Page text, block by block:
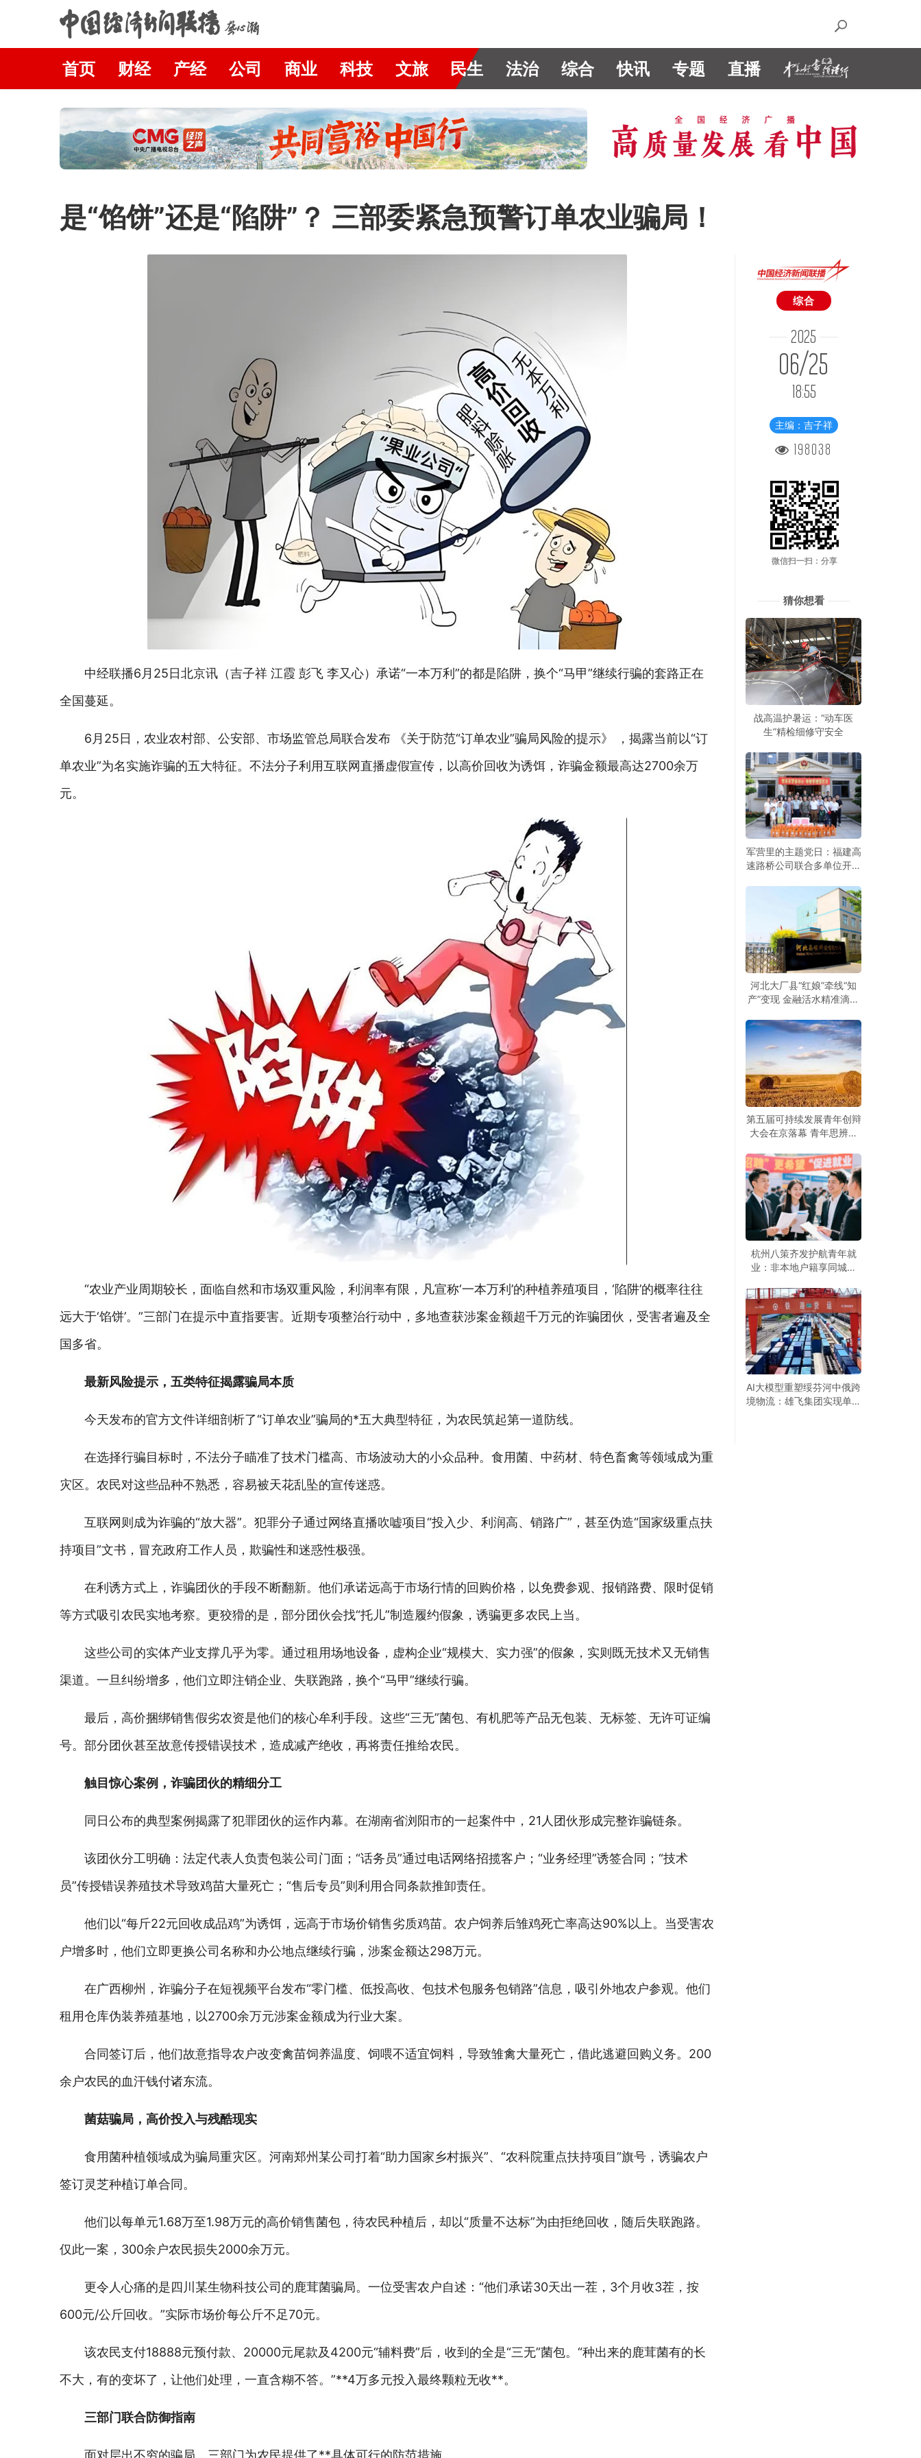
首页 财经 产经 公司 商业 科技 文旅 民生 法治 综合 快讯 专题 直播
是“馅饼”还是“陷阱”？ 三部委紧急预警订单农业骗局！
中经联播6月25日北京讯（吉子祥 江霞 彭飞 李又心）承诺“一本万利”的都是陷阱，换个“马甲”继续行骗的套路正在
全国蔓延。
6月25日，农业农村部、公安部、市场监管总局联合发布 《关于防范“订单农业”骗局风险的提示》 ，揭露当前以“订
单农业”为名实施诈骗的五大特征。不法分子利用互联网直播虚假宣传，以高价回收为诱饵，诈骗金额最高达2700余万
元。
“农业产业周期较长，面临自然和市场双重风险，利润率有限，凡宣称‘一本万利’的种植养殖项目，‘陷阱’的概率往往
远大于‘馅饼’。”三部门在提示中直指要害。近期专项整治行动中，多地查获涉案金额超千万元的诈骗团伙，受害者遍及全
国多省。
最新风险提示，五类特征揭露骗局本质
今天发布的官方文件详细剖析了“订单农业”骗局的*五大典型特征，为农民筑起第一道防线。
在选择行骗目标时，不法分子瞄准了技术门槛高、市场波动大的小众品种。食用菌、中药材、特色畜禽等领域成为重
灾区。农民对这些品种不熟悉，容易被天花乱坠的宣传迷惑。
互联网则成为诈骗的“放大器”。犯罪分子通过网络直播吹嘘项目“投入少、利润高、销路广”，甚至伪造“国家级重点扶
持项目”文书，冒充政府工作人员，欺骗性和迷惑性极强。
在利诱方式上，诈骗团伙的手段不断翻新。他们承诺远高于市场行情的回购价格，以免费参观、报销路费、限时促销
等方式吸引农民实地考察。更狡猾的是，部分团伙会找“托儿”制造履约假象，诱骗更多农民上当。
这些公司的实体产业支撑几乎为零。通过租用场地设备，虚构企业“规模大、实力强”的假象，实则既无技术又无销售
渠道。一旦纠纷增多，他们立即注销企业、失联跑路，换个“马甲”继续行骗。
最后，高价捆绑销售假劣农资是他们的核心牟利手段。这些“三无”菌包、有机肥等产品无包装、无标签、无许可证编
号。部分团伙甚至故意传授错误技术，造成减产绝收，再将责任推给农民。
触目惊心案例，诈骗团伙的精细分工
同日公布的典型案例揭露了犯罪团伙的运作内幕。在湖南省浏阳市的一起案件中，21人团伙形成完整诈骗链条。
该团伙分工明确：法定代表人负责包装公司门面；“话务员”通过电话网络招揽客户；“业务经理”诱签合同；“技术
员”传授错误养殖技术导致鸡苗大量死亡；“售后专员”则利用合同条款推卸责任。
他们以“每斤22元回收成品鸡”为诱饵，远高于市场价销售劣质鸡苗。农户饲养后雏鸡死亡率高达90%以上。当受害农
户增多时，他们立即更换公司名称和办公地点继续行骗，涉案金额达298万元。
在广西柳州，诈骗分子在短视频平台发布“零门槛、低投高收、包技术包服务包销路”信息，吸引外地农户参观。他们
租用仓库伪装养殖基地，以2700余万元涉案金额成为行业大案。
合同签订后，他们故意指导农户改变禽苗饲养温度、饲喂不适宜饲料，导致雏禽大量死亡，借此逃避回购义务。200
余户农民的血汗钱付诸东流。
菌菇骗局，高价投入与残酷现实
食用菌种植领域成为骗局重灾区。河南郑州某公司打着“助力国家乡村振兴”、“农科院重点扶持项目”旗号，诱骗农户
签订灵芝种植订单合同。
他们以每单元1.68万至1.98万元的高价销售菌包，待农民种植后，却以“质量不达标”为由拒绝回收，随后失联跑路。
仅此一案，300余户农民损失2000余万元。
更令人心痛的是四川某生物科技公司的鹿茸菌骗局。一位受害农户自述：“他们承诺30天出一茬，3个月收3茬，按
600元/公斤回收。”实际市场价每公斤不足70元。
该农民支付18888元预付款、20000元尾款及4200元“辅料费”后，收到的全是“三无”菌包。“种出来的鹿茸菌有的长
不大，有的变坏了，让他们处理，一直含糊不答。”**4万多元投入最终颗粒无收**。
三部门联合防御指南
面对层出不穷的骗局，三部门为农民提供了**具体可行的防范措施。
综合
2025
06/25
18:55
主编：吉子祥
198038
微信扫一扫：分享
猜你想看
战高温护暑运：“动车医
生”精检细修守安全
军营里的主题党日：福建高
速路桥公司联合多单位开展
河北大厂县“红娘”牵线“知
产”变现 金融活水精准滴灌
第五届可持续发展青年创辩
大会在京落幕 青年思辨聚
杭州八策齐发护航青年就
业：非本地户籍享同城服
位以待
AI大模型重塑绥芬河中俄跨
境物流：雄飞集团实现单证